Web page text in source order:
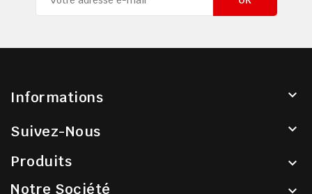
Informations 
Suivez-Nous 
Produits 
Notre Société